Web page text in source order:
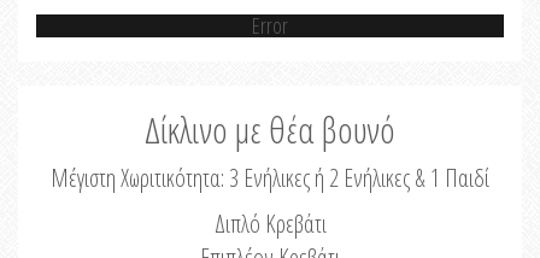
Error
Δίκλινο με θέα βουνό
Μέγιστη Χωριτικότητα: 3 Ενήλικες ή 2 Ενήλικες & 1 Παιδί
Διπλό Κρεβάτι